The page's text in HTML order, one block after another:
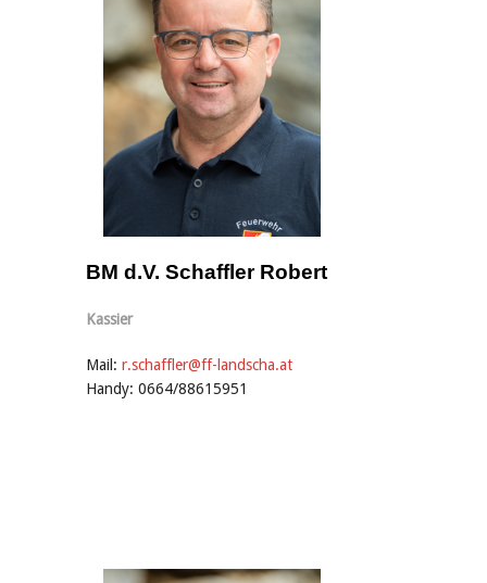
BM d.V. Schaffler Robert
Kassier
Mail: r.schaffler@ff-landscha.at
Handy: 0664/88615951